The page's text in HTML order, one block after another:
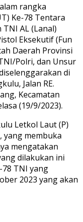
rangka
Ke-78 Tentara
AL (Lanal)
Eksekutif (Fun
Daerah Provinsi
Polri, dan Unsur
di
Jalan RE.
Kecamatan
(19/9/2023).
Letkol Laut (P)
yang membuka
mengatakan
dilakukan ini
TNI yang
2023 yang akan